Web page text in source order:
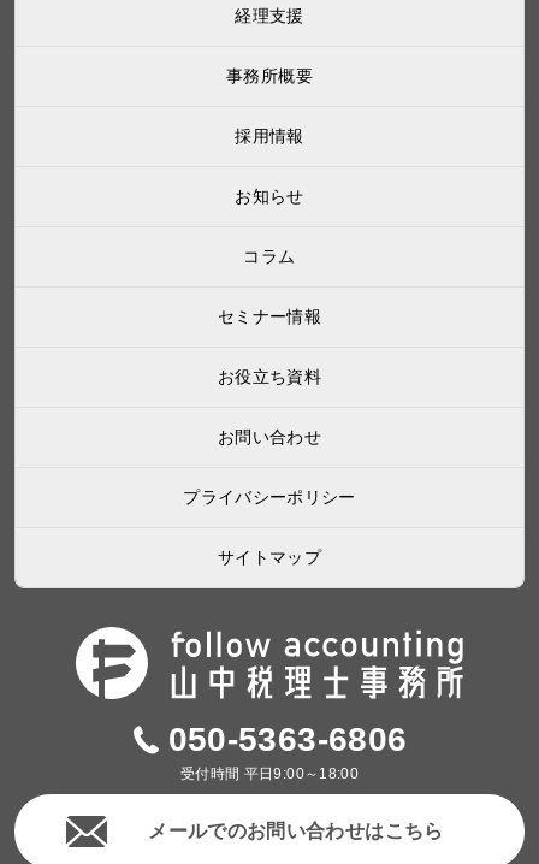
経理支援
事務所概要
採用情報
お知らせ
コラム
セミナー情報
お役立ち資料
お問い合わせ
プライバシーポリシー
サイトマップ
050-5363-6806
受付時間 平日9:00～18:00
メールでのお問い合わせはこちら